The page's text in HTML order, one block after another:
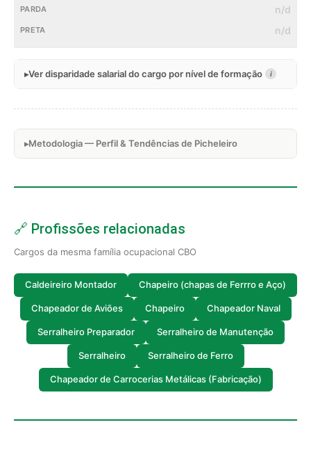
n/d
n/d
Ver disparidade salarial do cargo por nível de formação i
Metodologia — Perfil & Tendências de Picheleiro
🔗 Profissões relacionadas
Cargos da mesma família ocupacional CBO
Caldeireiro Montador Chapeiro (chapas de Ferrro e Aço)
Chapeador de Aviões Chapeiro Chapeador Naval
Serralheiro Preparador Serralheiro de Manutenção
Serralheiro Serralheiro de Ferro
Chapeador de Carrocerias Metálicas (Fabricação)